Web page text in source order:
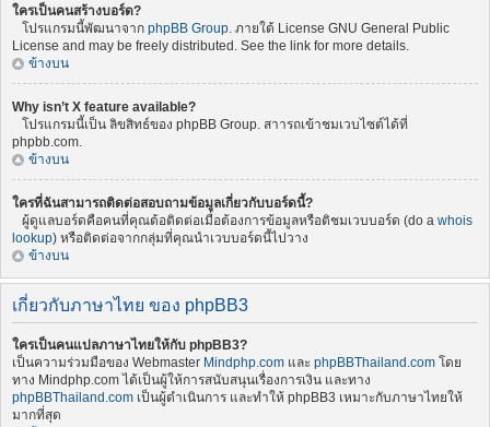
ใครเป็นคนสร้างบอร์ด?
โปรแกรมนี้พัฒนาจาก phpBB Group. ภายใต้ License GNU General Public
License and may be freely distributed. See the link for more details.
ข้างบน
Why isn’t X feature available?
โปรแกรมนี้เป็น ลิขสิทธ์ของ phpBB Group. สาารถเข้าชมเวบไซต์ได้ที่
phpbb.com.
ข้างบน
ใครที่ฉันสามารถติดต่อสอบถามข้อมูลเกี่ยวกับบอร์ดนี้?
ผู้ดูแลบอร์ดคือคนที่คุณต้อติดต่อเมื่อต้องการข้อมูลหรือติชมเวบบอร์ด (do a whois
lookup) หรือติดต่อจากกลุ่มที่คุณนำเวบบอร์ดนี้ไปวาง
ข้างบน
เกี่ยวกับภาษาไทย ของ phpBB3
ใครเป็นคนแปลภาษาไทยให้กับ phpBB3?
เป็นความร่วมมือของ Webmaster Mindphp.com และ phpBBThailand.com โดย
ทาง Mindphp.com ได้เป็นผู้ให้การสนับสนุนเรื่องการเงิน และทาง
phpBBThailand.com เป็นผู้ดำเนินการ และทำให้ phpBB3 เหมาะกับภาษาไทยให้
มากที่สุด